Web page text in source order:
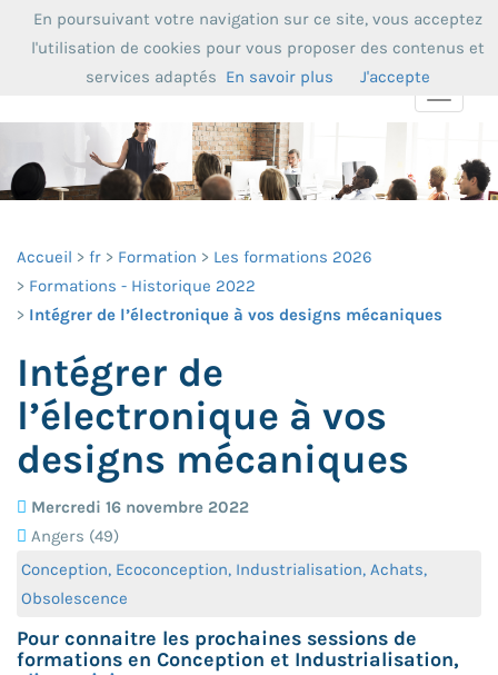
Toggle
Accueil fr Formation
Les formations 2026
Formations - Historique 2022
Intégrer de l’électronique à vos designs mécaniques
Intégrer de
l’électronique à vos
designs mécaniques
Mercredi 16 novembre 2022
Angers (49)
Conception, Ecoconception, Industrialisation, Achats,
Obsolescence
Pour connaitre les prochaines sessions de
formations en Conception et Industrialisation,
En poursuivant votre navigation sur ce site, vous acceptez
l'utilisation de cookies pour vous proposer des contenus et
services adaptés En savoir plus J'accepte